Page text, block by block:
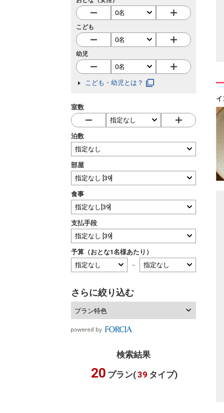
こども
幼児
こども・幼児とは？
室数
泊数
部屋
食事
支払手段
予算（おとな1名様あたり）
～
さらに絞り込む
プラン特色
検索結果
20 プラン(39 タイプ)